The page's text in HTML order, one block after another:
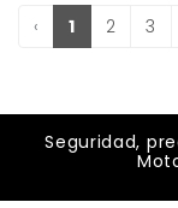
‹ 1 2 3
Seguridad,